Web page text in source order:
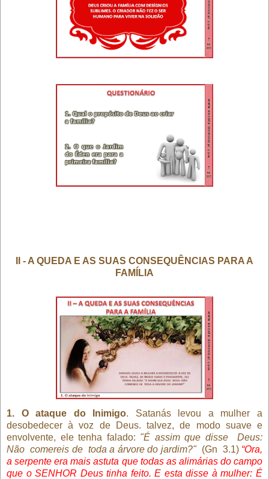
II - A QUEDA E AS SUAS CONSEQUÊNCIAS PARA A
FAMÍLIA
1. O ataque do Inimigo. Satanás levou a mulher a
desobedecer à voz de Deus. talvez, de modo suave e
envolvente, ele tenha falado: "É assim que disse
Deus:
Não comereis de toda a árvore do jardim?" (Gn 3.1) “Ora,
a serpente era mais astuta que todas as alimárias do campo
que o SENHOR Deus tinha feito. E esta disse à mulher: É